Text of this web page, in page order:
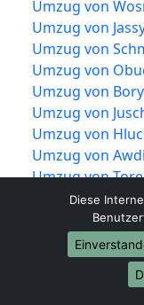
Umzug von
Umzug von
Umzug von
Umzug von
Umzug von
Umzug von
Umzug von
Umzug von
Umzug von
Umzug von
Umzug von
Nowojaworiwsk
Umzug von
Umzug von
Diese